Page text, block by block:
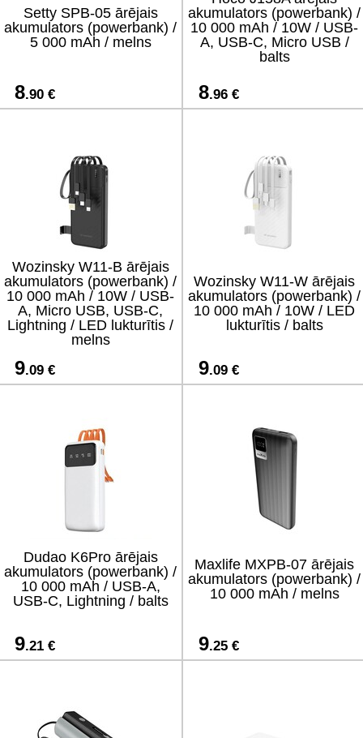
Setty SPB-05 ārējais
akumulators (powerbank) /
5 000 mAh / melns
8.90 €
akumulators (powerbank) /
10 000 mAh / 10W / USB-
A, USB-C, Micro USB /
balts
8.96 €
Wozinsky W11-B ārējais
akumulators (powerbank) /
10 000 mAh / 10W / USB-
A, Micro USB, USB-C,
Lightning / LED lukturītis /
melns
9.09 €
Wozinsky W11-W ārējais
akumulators (powerbank) /
10 000 mAh / 10W / LED
lukturītis / balts
9.09 €
Dudao K6Pro ārējais
akumulators (powerbank) /
10 000 mAh / USB-A,
USB-C, Lightning / balts
9.21 €
Maxlife MXPB-07 ārējais
akumulators (powerbank) /
10 000 mAh / melns
9.25 €